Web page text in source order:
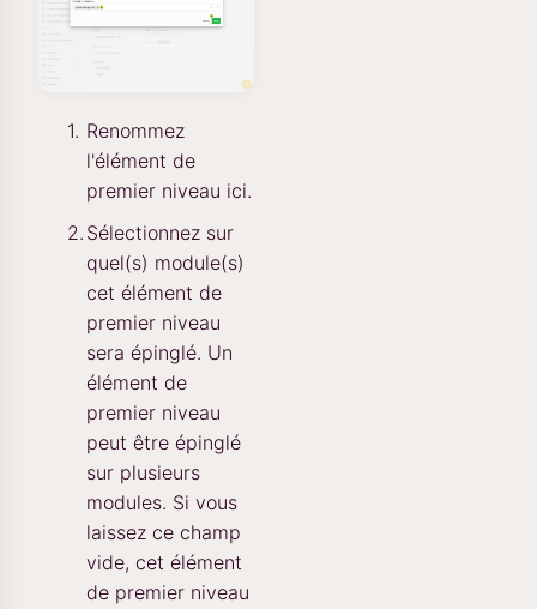
Renommez
l'élément de
premier niveau ici.
Sélectionnez sur
quel(s) module(s)
cet élément de
premier niveau
sera épinglé. Un
élément de
premier niveau
peut être épinglé
sur plusieurs
modules. Si vous
laissez ce champ
vide, cet élément
de premier niveau